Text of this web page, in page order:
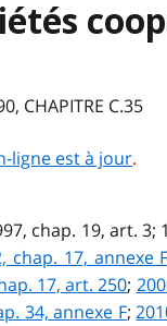
CHAPITRE C.35
ligne est à jour.
chap. 19, art.
chap. 17, annexe
17, art. 250;
34, annexe F;